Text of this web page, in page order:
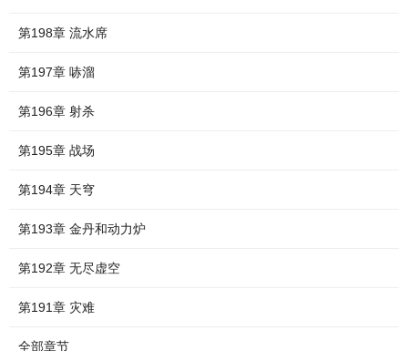
第198章 流水席
第197章 哧溜
第196章 射杀
第195章 战场
第194章 天穹
第193章 金丹和动力炉
第192章 无尽虚空
第191章 灾难
全部章节